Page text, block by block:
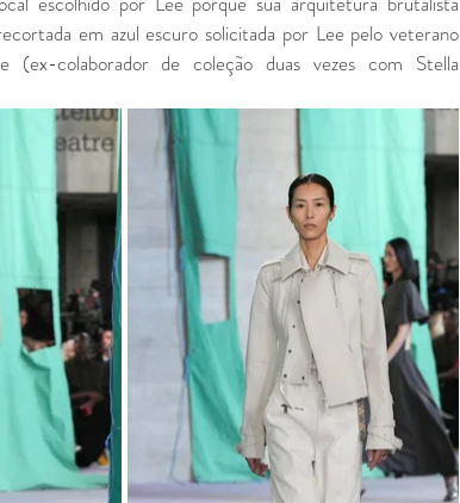
em azul escuro solicitada por Lee pelo veterano
colaborador de coleção duas vezes com Stella